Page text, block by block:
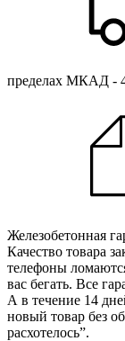
пределах МКАД -
Железобетонная
Качество товара
телефоны
вас бегать. Все
А в течение 14
новый товар без
расхотелось”.